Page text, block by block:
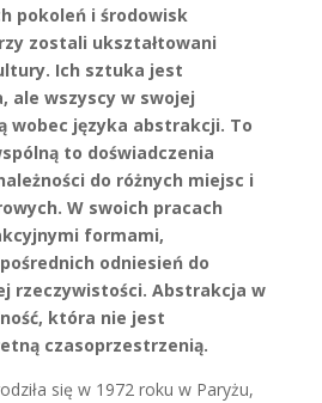
pokoleń i środowisk
zostali ukształtowani
Ich sztuka jest
ale wszyscy w swojej
wobec języka abstrakcji. To
to doświadczenia
do różnych miejsc i
W swoich pracach
formami,
odniesień do
rzeczywistości. Abstrakcja w
która nie jest
czasoprzestrzenią.
się w 1972 roku w Paryżu,